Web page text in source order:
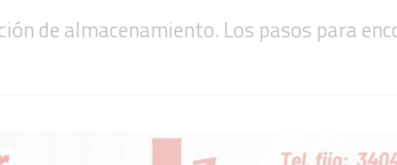
de almacenamiento. Los pasos para